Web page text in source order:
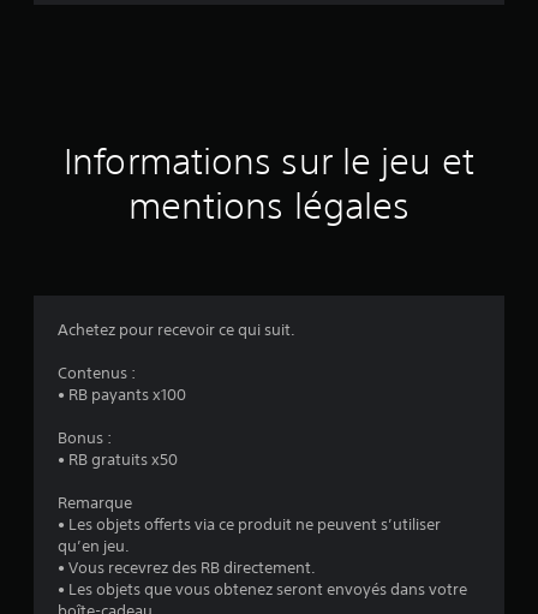
d
a
s
o
Informations sur le jeu et
mentions légales
Achetez pour recevoir ce qui suit.
Contenus :
• RB payants x100
Bonus :
• RB gratuits x50
Remarque
• Les objets offerts via ce produit ne peuvent s’utiliser
qu’en jeu.
• Vous recevrez des RB directement.
• Les objets que vous obtenez seront envoyés dans votre